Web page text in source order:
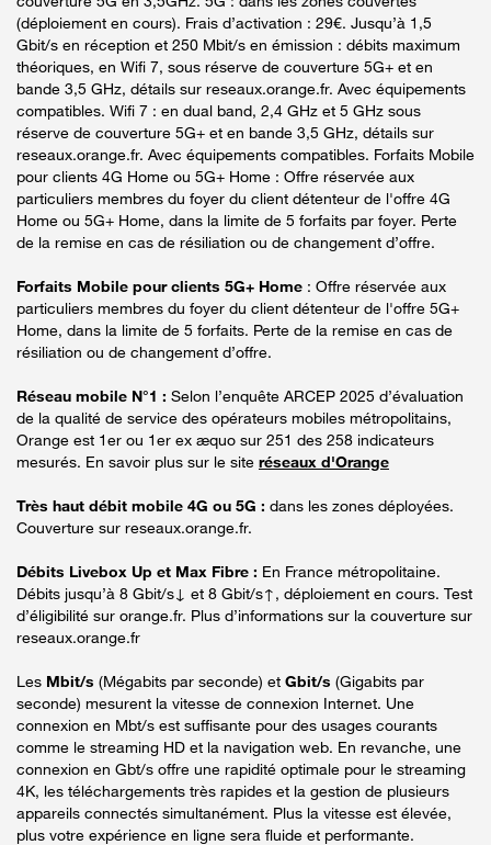
(déploiement en cours). Frais d’activation : 29€. Jusqu’à 1,5
Gbit/s en réception et 250 Mbit/s en émission : débits maximum
théoriques, en Wifi 7, sous réserve de couverture 5G+ et en
bande 3,5 GHz, détails sur reseaux.orange.fr. Avec équipements
compatibles. Wifi 7 : en dual band, 2,4 GHz et 5 GHz sous
réserve de couverture 5G+ et en bande 3,5 GHz, détails sur
reseaux.orange.fr. Avec équipements compatibles. Forfaits Mobile
pour clients 4G Home ou 5G+ Home : Offre réservée aux
particuliers membres du foyer du client détenteur de l'offre 4G
Home ou 5G+ Home, dans la limite de 5 forfaits par foyer. Perte
de la remise en cas de résiliation ou de changement d’offre.
Forfaits Mobile pour clients 5G+ Home : Offre réservée aux
particuliers membres du foyer du client détenteur de l'offre 5G+
Home, dans la limite de 5 forfaits. Perte de la remise en cas de
résiliation ou de changement d’offre.
Réseau mobile N°1 : Selon l’enquête ARCEP 2025 d’évaluation
de la qualité de service des opérateurs mobiles métropolitains,
Orange est 1er ou 1er ex æquo sur 251 des 258 indicateurs
mesurés. En savoir plus sur le site réseaux d'Orange
Très haut débit mobile 4G ou 5G : dans les zones déployées.
Couverture sur reseaux.orange.fr.
Débits Livebox Up et Max Fibre : En France métropolitaine.
Débits jusqu’à 8 Gbit/s↓ et 8 Gbit/s↑, déploiement en cours. Test
d’éligibilité sur orange.fr. Plus d’informations sur la couverture sur
reseaux.orange.fr
Les Mbit/s (Mégabits par seconde) et Gbit/s (Gigabits par
seconde) mesurent la vitesse de connexion Internet. Une
connexion en Mbt/s est suffisante pour des usages courants
comme le streaming HD et la navigation web. En revanche, une
connexion en Gbt/s offre une rapidité optimale pour le streaming
4K, les téléchargements très rapides et la gestion de plusieurs
appareils connectés simultanément. Plus la vitesse est élevée,
plus votre expérience en ligne sera fluide et performante.